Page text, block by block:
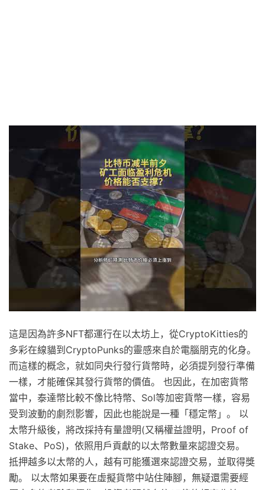
這是因為許多NFT都運行在以太坊上，從CryptoKitties的
多彩在線貓到CryptoPunks的靈感來自於電腦朋克的化身。
而這樣的概念，就如同央行發行貨幣時，必須提列發行準備
一樣，才能確保其發行貨幣的價值。 也因此，在加密貨幣
當中，泰達幣比較不像比特幣、Sol等加密貨幣一樣，容易
受到波動的劇烈影響，因此也能說是一種「穩定幣」。 以
太幣升級後，將改採持有量證明(又稱權益證明，Proof of
Stake、PoS)，依照用戶貢獻的以太幣數量來認證交易。
抵押越多以太幣的人，越有可能獲選來認證交易，並取得獎
勵。 以太幣如果要在虛擬貨幣中站住陣腳，無疑還需要經